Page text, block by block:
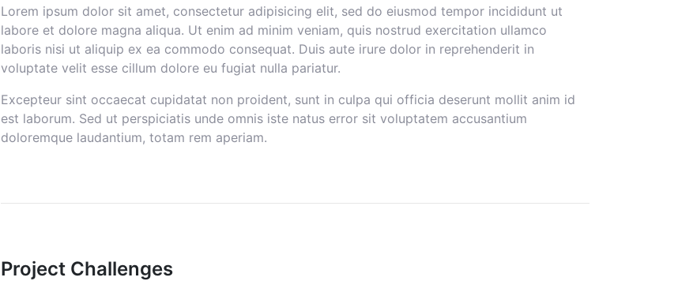
Lorem ipsum dolor sit amet, consectetur adipisicing elit, sed do eiusmod tempor incididunt ut
labore et dolore magna aliqua. Ut enim ad minim veniam, quis nostrud exercitation ullamco
laboris nisi ut aliquip ex ea commodo consequat. Duis aute irure dolor in reprehenderit in
voluptate velit esse cillum dolore eu fugiat nulla pariatur.
Excepteur sint occaecat cupidatat non proident, sunt in culpa qui officia deserunt mollit anim id
est laborum. Sed ut perspiciatis unde omnis iste natus error sit voluptatem accusantium
doloremque laudantium, totam rem aperiam.
Project Challenges